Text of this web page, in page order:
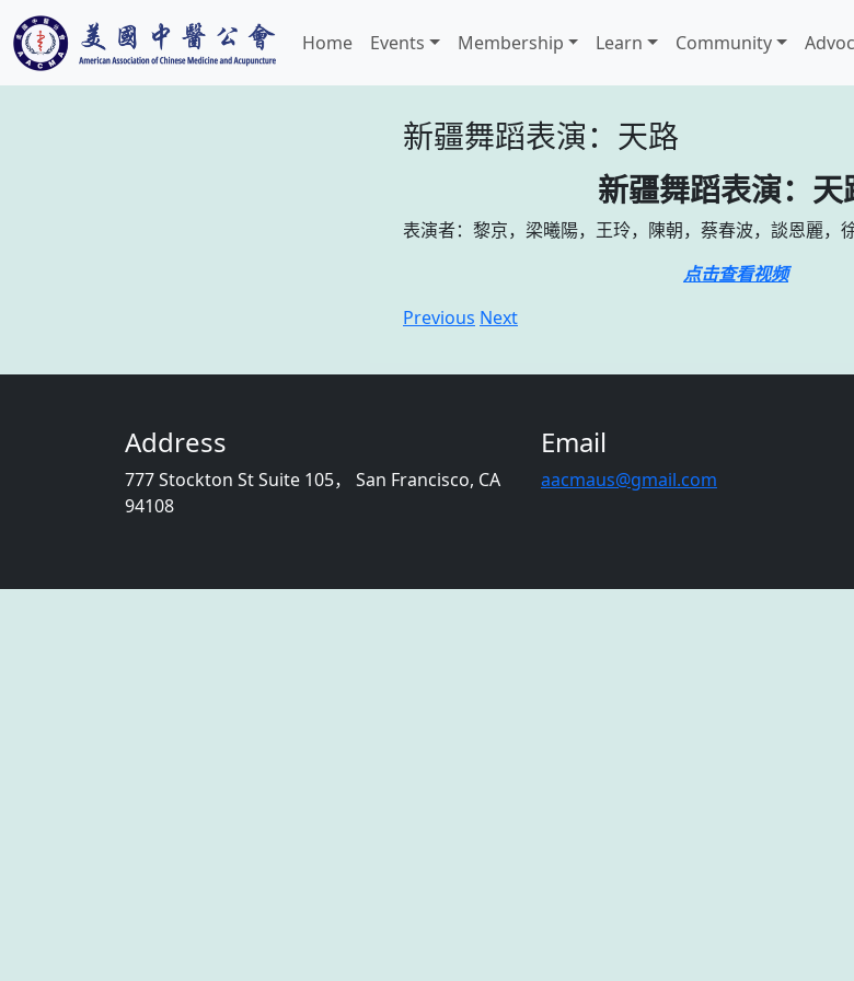
Home Events Membership Learn Community
新疆舞蹈表演：天路
新疆舞蹈表演：天
表演者：黎京，梁曦陽，王玲，陳朝，蔡春波，談恩麗，
点击查看视频
Previous Next
Address
777 Stockton St Suite 105， San Francisco, CA
94108
Email
aacmaus@gmail.com